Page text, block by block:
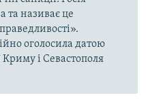
та називає це
оголосила датою
Криму і Севастополя